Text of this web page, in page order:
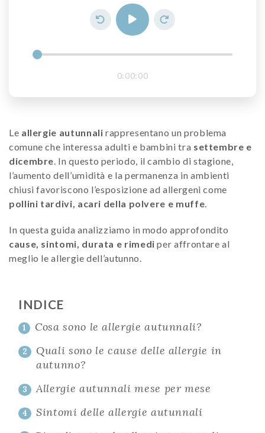
0:00:00
Le allergie autunnali rappresentano un problema
comune che interessa adulti e bambini tra settembre e
dicembre. In questo periodo, il cambio di stagione,
l’aumento dell’umidità e la permanenza in ambienti
chiusi favoriscono l’esposizione ad allergeni come
pollini tardivi, acari della polvere e muffe.
In questa guida analizziamo in modo approfondito
cause, sintomi, durata e rimedi per affrontare al
meglio le allergie dell’autunno.
INDICE
1 Cosa sono le allergie autunnali?
2
Quali sono le cause delle allergie in
autunno?
3 Allergie autunnali mese per mese
4 Sintomi delle allergie autunnali